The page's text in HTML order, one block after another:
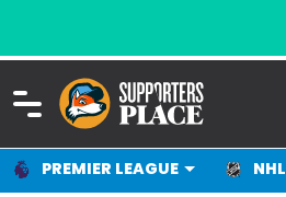
PREMIER LEAGUE NHL